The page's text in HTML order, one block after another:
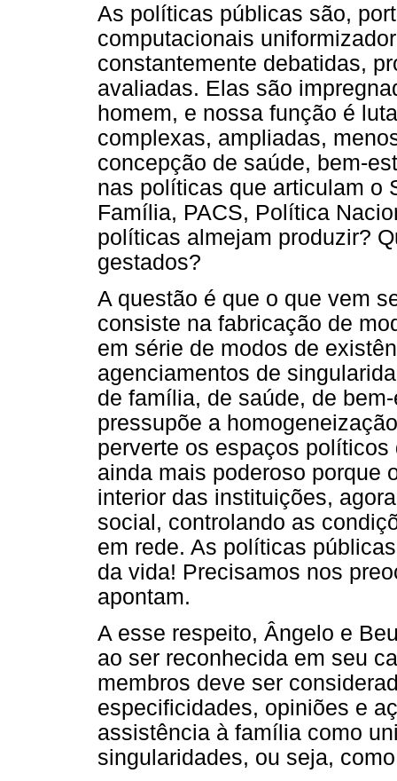
As políticas públicas são,
computacionais
constantemente debatidas,
avaliadas. Elas são
homem, e nossa função é
complexas, ampliadas,
concepção de saúde, bem-
nas políticas que articulam o
Família, PACS, Política
políticas almejam produzir?
gestados?
A questão é que o que vem
consiste na fabricação de
em série de modos de
agenciamentos de
de família, de saúde, de
pressupõe a
perverte os espaços
ainda mais poderoso porque
interior das instituições,
social, controlando as
em rede. As políticas
da vida! Precisamos nos
apontam.
A esse respeito, Ângelo e
ao ser reconhecida em seu
membros deve ser
especificidades, opiniões e
assistência à família como
singularidades, ou seja,